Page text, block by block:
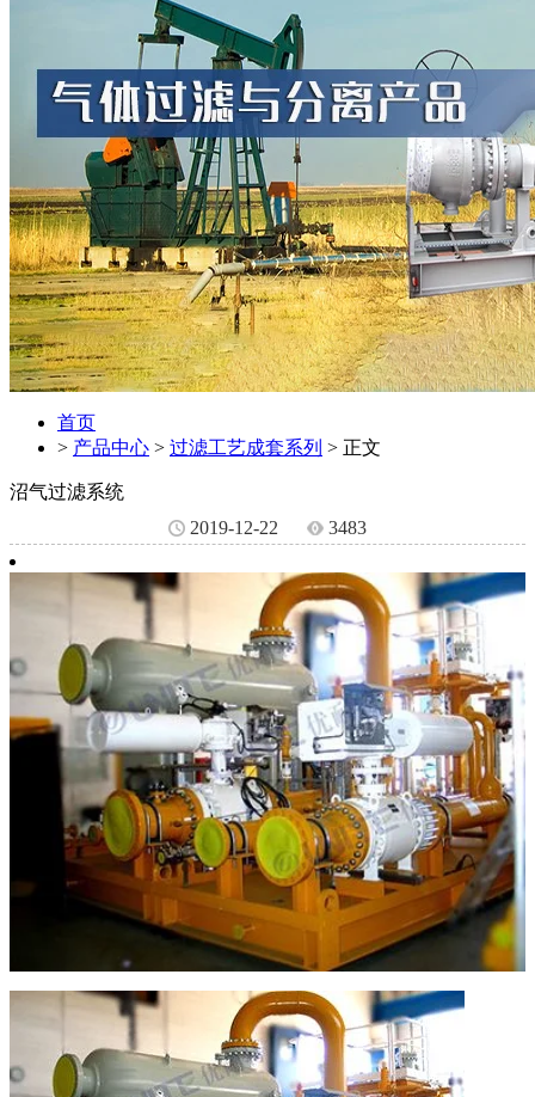
首页
> 产品中心 > 过滤工艺成套系列 > 正文
沼气过滤系统
2019-12-22
3483